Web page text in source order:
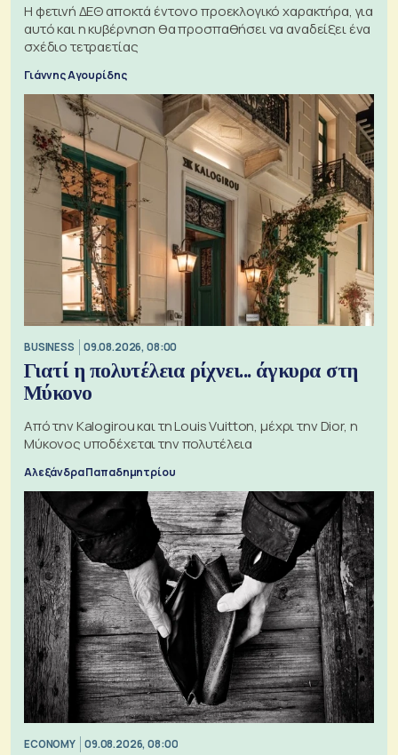
Η φετινή ΔΕΘ αποκτά έντονο προεκλογικό χαρακτήρα, για
αυτό και η κυβέρνηση θα προσπαθήσει να αναδείξει ένα
σχέδιο τετραετίας
Γιάννης Αγουρίδης
BUSINESS 09.08.2026, 08:00
Γιατί η πολυτέλεια ρίχνει... άγκυρα στη
Μύκονο
Από την Kalogirou και τη Louis Vuitton, μέχρι την Dior, η
Μύκονος υποδέχεται την πολυτέλεια
Αλεξάνδρα Παπαδημητρίου
ECONOMY 09.08.2026, 08:00